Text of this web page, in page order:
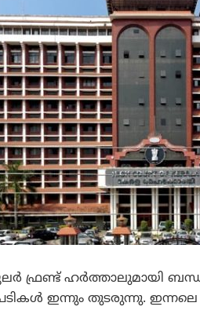
ഫ്രണ്ട് ഹര്‍ത്താലുമായി
ഇന്നും തുടരുന്നു. ഇന്നലെ